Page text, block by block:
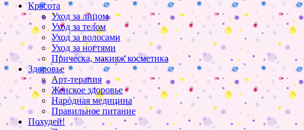
Красота
Уход за лицом
Уход за телом
Уход за волосами
Уход за ногтями
Прическа, макияж косметика
Здоровье
Арт-терапия
Женское здоровье
Народная медицина
Правильное питание
Похудей!